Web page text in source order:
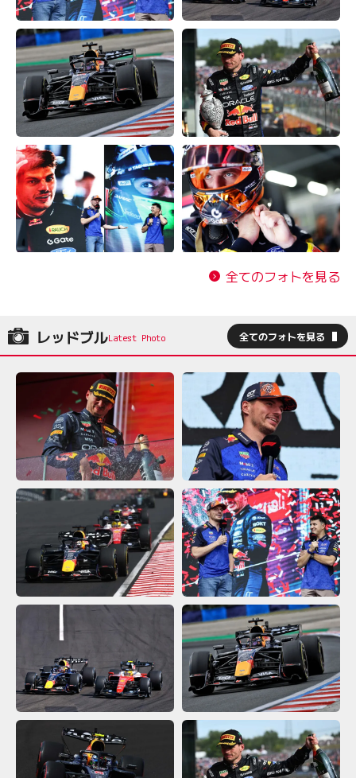
全てのフォトを見る
レッドブル 全てのフォトを見る